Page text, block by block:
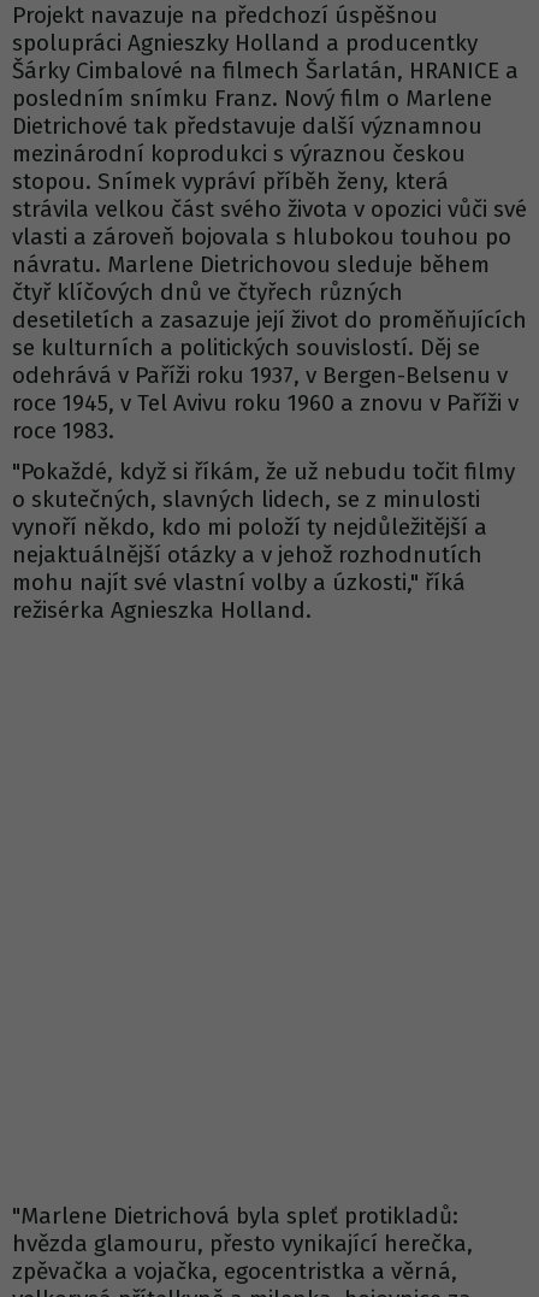
Projekt navazuje na předchozí úspěšnou
spolupráci Agnieszky Holland a producentky
Šárky Cimbalové na filmech Šarlatán, HRANICE a
posledním snímku Franz. Nový film o Marlene
Dietrichové tak představuje další významnou
mezinárodní koprodukci s výraznou českou
stopou. Snímek vypráví příběh ženy, která
strávila velkou část svého života v opozici vůči své
vlasti a zároveň bojovala s hlubokou touhou po
návratu. Marlene Dietrichovou sleduje během
čtyř klíčových dnů ve čtyřech různých
desetiletích a zasazuje její život do proměňujících
se kulturních a politických souvislostí. Děj se
odehrává v Paříži roku 1937, v Bergen-Belsenu v
roce 1945, v Tel Avivu roku 1960 a znovu v Paříži v
roce 1983.
"Pokaždé, když si říkám, že už nebudu točit filmy
o skutečných, slavných lidech, se z minulosti
vynoří někdo, kdo mi položí ty nejdůležitější a
nejaktuálnější otázky a v jehož rozhodnutích
mohu najít své vlastní volby a úzkosti," říká
režisérka Agnieszka Holland.
"Marlene Dietrichová byla spleť protikladů:
hvězda glamouru, přesto vynikající herečka,
zpěvačka a vojačka, egocentristka a věrná,